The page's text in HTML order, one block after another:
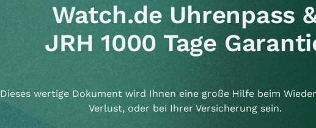
Watch.de Uhrenpass
JRH 1000 Tage
Dieses wertige Dokument wird Ihnen eine große Hilfe beim
Verlust, oder bei Ihrer Versicherung sein.